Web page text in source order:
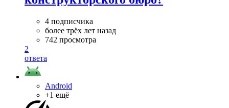
4 подписчика
более трёх лет назад
742 просмотра
2
ответа
Android
+1 ещё